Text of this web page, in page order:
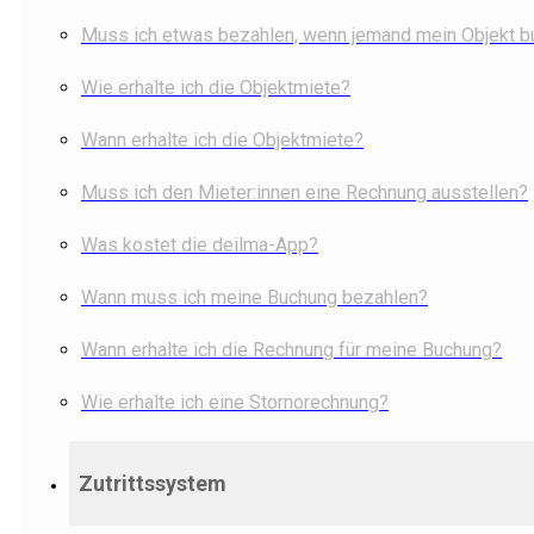
Muss ich etwas bezahlen, wenn jemand mein Objekt
Wie erhalte ich die Objektmiete?
Wann erhalte ich die Objektmiete?
Muss ich den Mieter:innen eine Rechnung ausstellen?
Was kostet die deilma-App?
Wann muss ich meine Buchung bezahlen?
Wann erhalte ich die Rechnung für meine Buchung?
Wie erhalte ich eine Stornorechnung?
Zutrittssystem